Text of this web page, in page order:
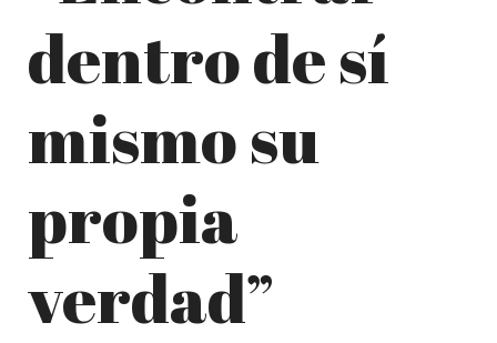
dentro de sí
mismo su
propia
verdad”